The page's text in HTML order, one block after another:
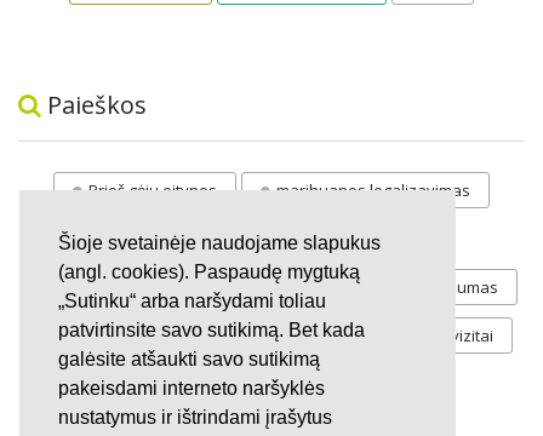
Šioje svetainėje naudojame slapukus
(angl. cookies). Paspaudę mygtuką
„Sutinku“ arba naršydami toliau
patvirtinsite savo sutikimą. Bet kada
galėsite atšaukti savo sutikimą
pakeisdami interneto naršyklės
nustatymus ir ištrindami įrašytus
Paieškos
Prieš gėju eitynes marihuanos legalizavimas
STOP vaiku atemimas
Pilnos moksleivių vasaros atostogos referendumas
Keliu jaunystės Valandos Rekvizitai
Investicijos